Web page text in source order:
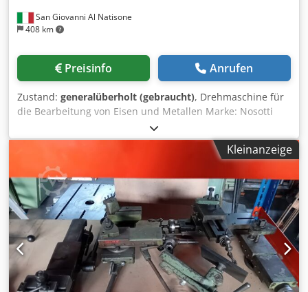
San Giovanni Al Natisone
408 km
Preisinfo Anrufen
Zustand: generalüberholt (gebraucht), Drehmaschine für
die Bearbeitung von Eisen und Metallen Marke: Nosotti
Modell: T200/1500 Chodpfx Afoy D Sunehea Zubehör
gemäß Abbildung Abmessungen: 270 cm x 80 cm, Höhe
Kleinanzeige